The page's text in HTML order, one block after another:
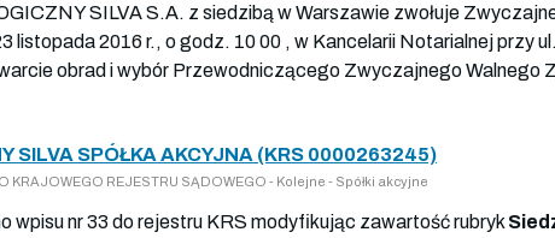
SILVA S.A. z siedzibą w Warszawie zwołuje
listopada 2016 r., o godz. 10 00 , w Kancelarii Notarialnej przy
obrad i wybór Przewodniczącego Zwyczajnego Walnego
SILVA SPÓŁKA AKCYJNA (KRS 0000263245)
KRAJOWEGO REJESTRU SĄDOWEGO - Kolejne - Spółki akcyjne
wpisu nr 33 do rejestru KRS modyfikując zawartość rubryk